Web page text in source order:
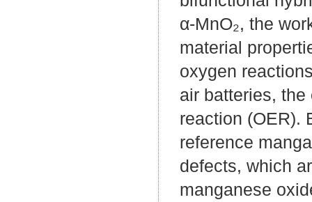
α-MnO₂, the
material
oxygen
air batteries,
reaction (OER).
reference
defects, which
manganese